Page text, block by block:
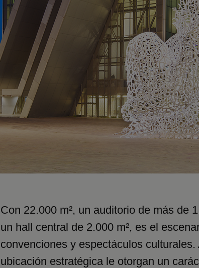
Con 22.000 m², un auditorio de más de
un hall central de 2.000 m², es el
convenciones y espectáculos
ubicación estratégica le otorgan un